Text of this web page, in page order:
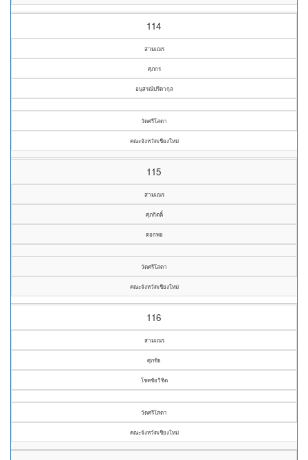
114
สามเณร
ศุภกร
อนุสรณ์ปรีดากุล
วัดศรีโสดา
คณะจังหวัดเชียงใหม่
115
สามเณร
ศุภกิตติ์
ดอกพอ
วัดศรีโสดา
คณะจังหวัดเชียงใหม่
116
สามเณร
ศุภชัย
โชคชัยวิชิต
วัดศรีโสดา
คณะจังหวัดเชียงใหม่